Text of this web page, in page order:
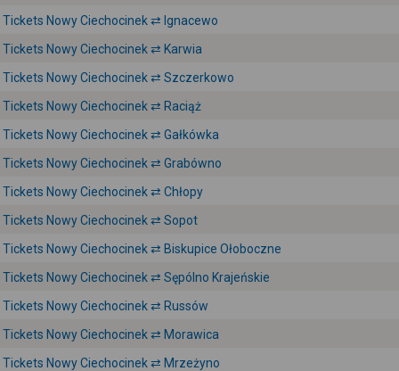
Tickets Nowy Ciechocinek ⇄ Ignacewo
Tickets Nowy Ciechocinek ⇄ Karwia
Tickets Nowy Ciechocinek ⇄ Szczerkowo
Tickets Nowy Ciechocinek ⇄ Raciąż
Tickets Nowy Ciechocinek ⇄ Gałkówka
Tickets Nowy Ciechocinek ⇄ Grabówno
Tickets Nowy Ciechocinek ⇄ Chłopy
Tickets Nowy Ciechocinek ⇄ Sopot
Tickets Nowy Ciechocinek ⇄ Biskupice Ołoboczne
Tickets Nowy Ciechocinek ⇄ Sępólno Krajeńskie
Tickets Nowy Ciechocinek ⇄ Russów
Tickets Nowy Ciechocinek ⇄ Morawica
Tickets Nowy Ciechocinek ⇄ Mrzeżyno